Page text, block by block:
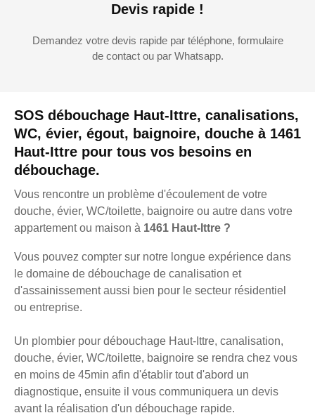
SOS débouchage Haut-Ittre, canalisations,
WC, évier, égout, baignoire, douche à 1461
Haut-Ittre pour tous vos besoins en
débouchage.
Vous rencontre un problème d'écoulement de votre
douche, évier, WC/toilette, baignoire ou autre dans votre
appartement ou maison à 1461 Haut-Ittre ?
Vous pouvez compter sur notre longue expérience dans
le domaine de débouchage de canalisation et
d'assainissement aussi bien pour le secteur résidentiel
ou entreprise.
Un plombier pour débouchage Haut-Ittre, canalisation,
douche, évier, WC/toilette, baignoire se rendra chez vous
en moins de 45min afin d'établir tout d'abord un
diagnostique, ensuite il vous communiquera un devis
avant la réalisation d'un débouchage rapide.
Devis rapide !
Demandez votre devis rapide par téléphone, formulaire
de contact ou par Whatsapp.